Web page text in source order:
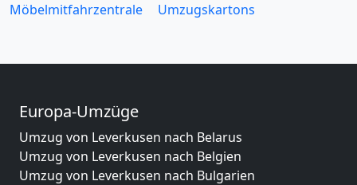
Möbelmitfahrzentrale
Umzugskartons
Europa-Umzüge
Umzug von Leverkusen nach Belarus
Umzug von Leverkusen nach Belgien
Umzug von Leverkusen nach Bulgarien